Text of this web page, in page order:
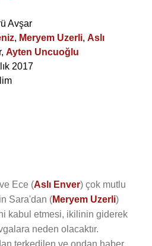
Avşar
, Meryem Uzerli, Aslı
, Ayten Uncuoğlu
2017
Ece (Aslı Enver) çok mutlu
Sara'dan (Meryem Uzerli)
kabul etmesi, ikilinin giderek
neden olacaktır.
terkedilen ve ondan haber